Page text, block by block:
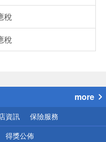
稅
稅
more
資訊 保險服務
得獎公佈